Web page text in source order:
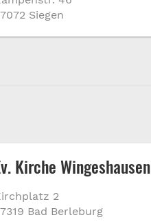
Siegen
Kirche Wingeshausen
2
Bad Berleburg